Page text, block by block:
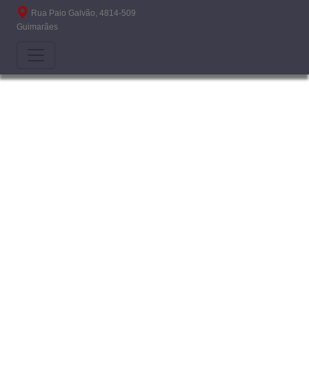
Passar para o conteúdo principal
Rua Paio Galvão, 4814-509
Guimarães